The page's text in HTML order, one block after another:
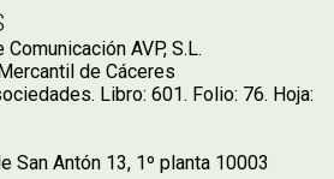
AVP, S.L.
de Cáceres
Libro: 601. Folio: 76. Hoja:
San Antón 13, 1º planta 10003